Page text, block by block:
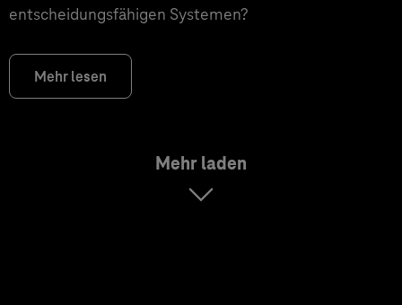
entscheidungsfähigen Systemen?
Mehr lesen
Mehr laden